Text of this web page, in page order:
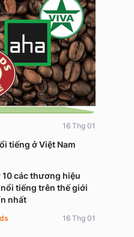
tiếng ở Việt Nam
16 Thg 01
10 các thương hiệu
tiếng trên thế giới
nhất
16 Thg 01